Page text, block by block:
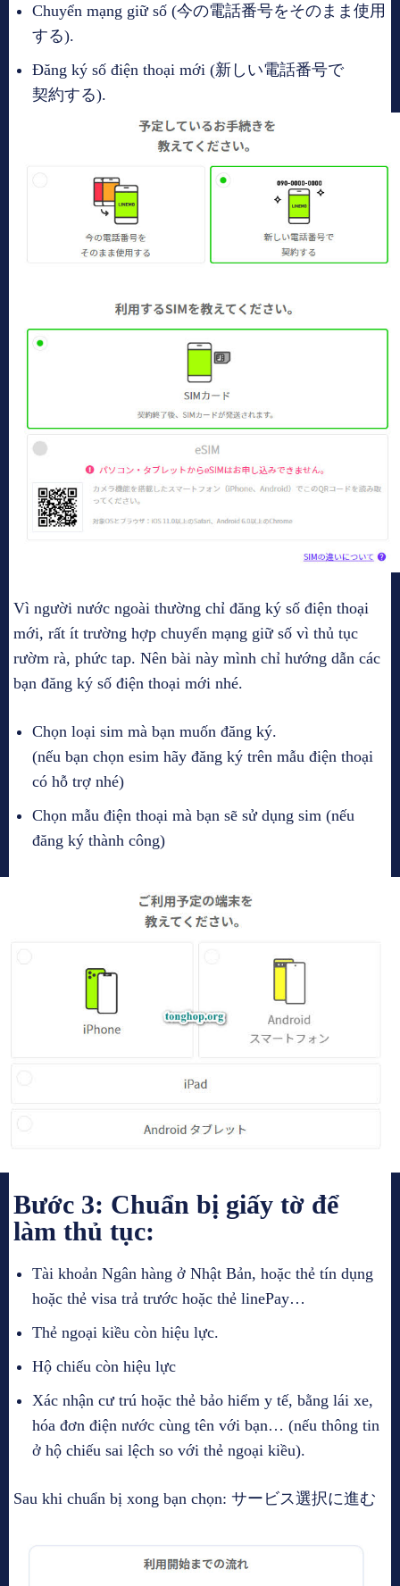
Chuyển mạng giữ số (今の電話番号をそのまま使用
する).
Đăng ký số điện thoại mới (新しい電話番号で
契約する).
Vì người nước ngoài thường chỉ đăng ký số điện thoại
mới, rất ít trường hợp chuyển mạng giữ số vì thủ tục
rườm rà, phức tap. Nên bài này mình chỉ hướng dẫn các
bạn đăng ký số điện thoại mới nhé.
Chọn loại sim mà bạn muốn đăng ký.
(nếu bạn chọn esim hãy đăng ký trên mẫu điện thoại
có hỗ trợ nhé)
Chọn mẫu điện thoại mà bạn sẽ sử dụng sim (nếu
đăng ký thành công)
Bước 3: Chuẩn bị giấy tờ để
làm thủ tục:
Tài khoản Ngân hàng ở Nhật Bản, hoặc thẻ tín dụng
hoặc thẻ visa trả trước hoặc thẻ linePay…
Thẻ ngoại kiều còn hiệu lực.
Hộ chiếu còn hiệu lực
Xác nhận cư trú hoặc thẻ bảo hiểm y tế, bằng lái xe,
hóa đơn điện nước cùng tên với bạn… (nếu thông tin
ở hộ chiếu sai lệch so với thẻ ngoại kiều).
Sau khi chuẩn bị xong bạn chọn: サービス選択に進む